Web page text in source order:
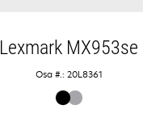
Lexmark MX953se
Osa #.: 20L8361